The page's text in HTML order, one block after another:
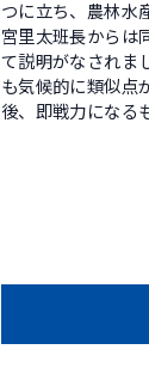
つに立ち、農林水
宮里太班長からは
て説明がなされま
も気候的に類似点
後、即戦力になる